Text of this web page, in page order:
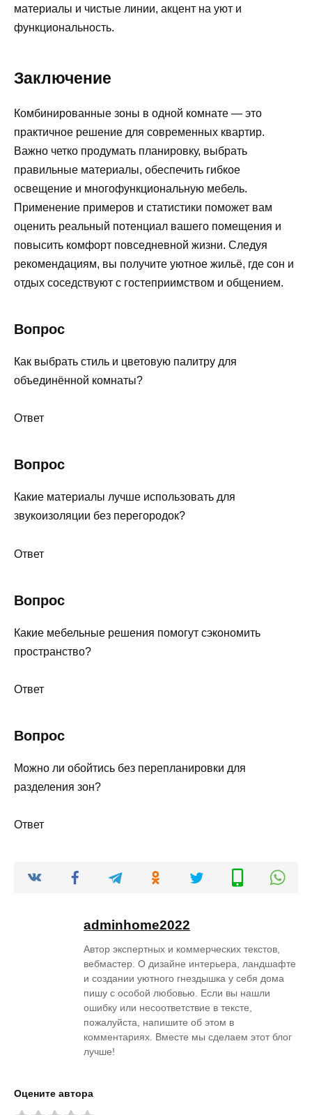
материалы и чистые линии, акцент на уют и
функциональность.
Заключение
Комбинированные зоны в одной комнате — это
практичное решение для современных квартир.
Важно четко продумать планировку, выбрать
правильные материалы, обеспечить гибкое
освещение и многофункциональную мебель.
Применение примеров и статистики поможет вам
оценить реальный потенциал вашего помещения и
повысить комфорт повседневной жизни. Следуя
рекомендациям, вы получите уютное жильё, где сон и
отдых соседствуют с гостеприимством и общением.
Вопрос
Как выбрать стиль и цветовую палитру для
объединённой комнаты?
Ответ
Вопрос
Какие материалы лучше использовать для
звукоизоляции без перегородок?
Ответ
Вопрос
Какие мебельные решения помогут сэкономить
пространство?
Ответ
Вопрос
Можно ли обойтись без перепланировки для
разделения зон?
Ответ
adminhome2022
Автор экспертных и коммерческих текстов,
вебмастер. О дизайне интерьера, ландшафте
и создании уютного гнездышка у себя дома
пишу с особой любовью. Если вы нашли
ошибку или несоответствие в тексте,
пожалуйста, напишите об этом в
комментариях. Вместе мы сделаем этот блог
лучше!
Оцените автора